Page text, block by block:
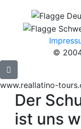
©
www.reallatino-
Der
ist uns